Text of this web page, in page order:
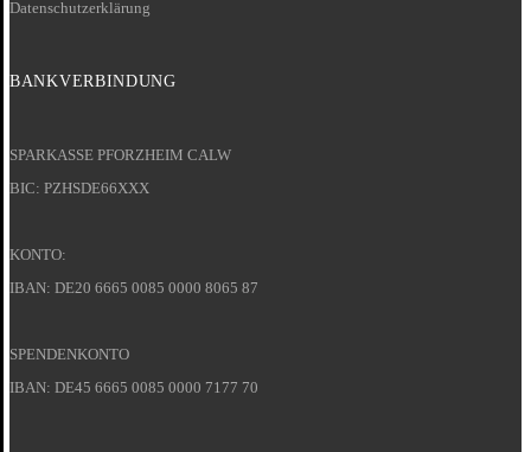
Datenschutzerklärung
BANKVERBINDUNG
SPARKASSE PFORZHEIM CALW
BIC: PZHSDE66XXX
KONTO:
IBAN: DE20 6665 0085 0000 8065 87
SPENDENKONTO
IBAN: DE45 6665 0085 0000 7177 70